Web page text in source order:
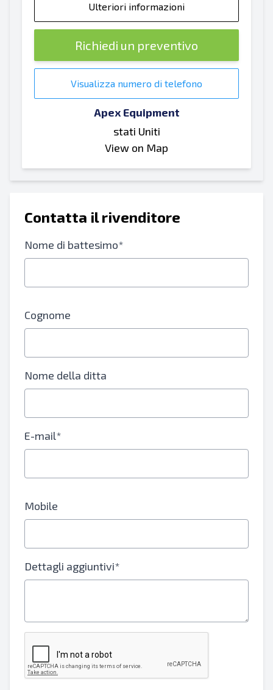
Ulteriori informazioni
Richiedi un preventivo
Visualizza numero di telefono
Apex Equipment
stati Uniti
View on Map
Contatta il rivenditore
Nome di battesimo*
Cognome
Nome della ditta
E-mail*
Mobile
Dettagli aggiuntivi*